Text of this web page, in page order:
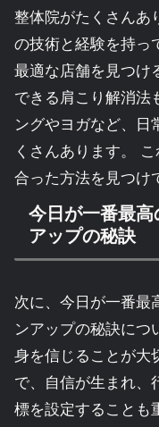
整体院がたくさんあ
の技術と経験を持っ
最適な店舗を見つけ
できる肩こり解消法
ングやヨガなど、日
くさんあります。
合った方法を見つけ
今日が一番最
アップの秘訣
次に、今日が一番最
ンアップの秘訣につ
身を信じることが大
で、自信が生まれ、
標を設定することも